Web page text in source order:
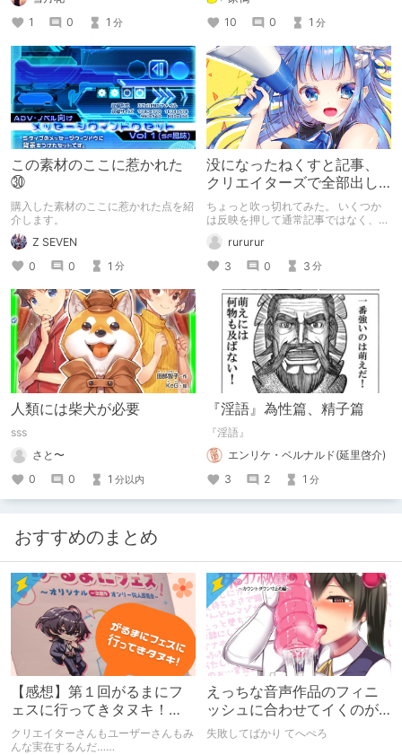
1
0 1 分
10
0 1 分
この素材のここに惹かれた
㉚
購入した素材のここに惹かれた点を紹
介します。
Z SEVEN
0
0 1 分
没になったねくすと記事、
クリエイターズで全部出し
てみます。
ちょっと吹っ切れてみた。 いくつか
は反映を押して通常記事ではなく、ク
リエイター記事として出してみようか
なと。rururur
3
0 3 分
人類には柴犬が必要
sss
さと〜
0
0 1 分以内
『淫語』為性篇、精子篇
『淫語』
エンリケ・ベルナルド(延里啓介)
3
2 1 分
おすすめのまとめ
【感想】第１回がるまにフ
ェスに行ってきタヌキ！
【レポ】
クリエイターさんもユーザーさんもみ
んな実在するんだ……
えっちな音声作品のフィニ
ッシュに合わせてイくのが
下手すぎる【失敗した話】
失敗してばかり てへぺろ